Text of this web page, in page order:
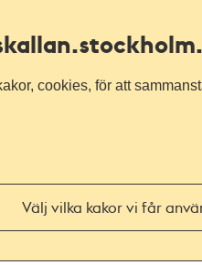
cookies, för att
Välj vilka kakor vi får